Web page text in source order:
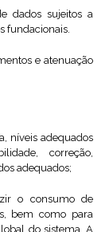
dados sujeitos a
fundacionais.
e atenuação
níveis adequados
correção,
adequados;
o consumo de
bem como para
do sistema. A